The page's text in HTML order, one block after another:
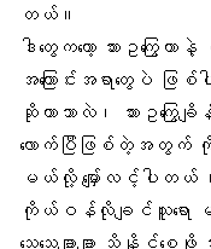
တယ်။
ဒါတွေကတော့ သားဥကြွေ
အကြောင်းအရာတွေပဲ ဖြ
ဆိုတာဘာလဲ၊ သားဥကြွ
လောက်ပြီဖြစ်တဲ့အတွက်
မယ်လို့ မျှော်လင့်ပါတယ်
ကိုယ်ဝန်လိုချင်သူရော
သေသေချာချာ သိနိုင်စေဖို့